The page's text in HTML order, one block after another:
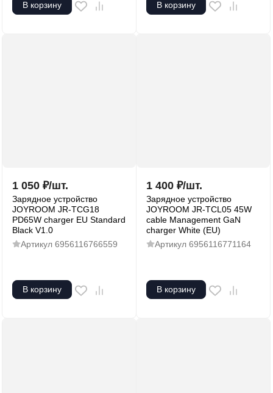
В корзину В корзину
1 050 ₽/шт.
Зарядное устройство
JOYROOM JR-TCG18
PD65W charger EU Standard
Black V1.0
Артикул 6956116766559
В корзину
1 400 ₽/шт.
Зарядное устройство
JOYROOM JR-TCL05 45W
cable Management GaN
charger White (EU)
Артикул 6956116771164
В корзину